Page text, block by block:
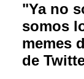
"Ya no
somos
memes
de